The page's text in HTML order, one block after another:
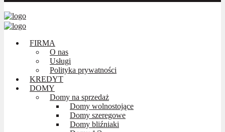
FIRMA
O nas
Usługi
Polityka prywatności
KREDYT
DOMY
Domy na sprzedaż
Domy wolnostojące
Domy szeregowe
Domy bliźniaki